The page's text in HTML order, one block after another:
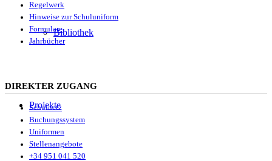
Bibliothek
Projekte
Regelwerk
Hinweise zur Schuluniform
Formulare
Jahrbücher
DIREKTER ZUGANG
Schulnetz
Buchungssystem
Uniformen
Stellenangebote
+34 951 041 520